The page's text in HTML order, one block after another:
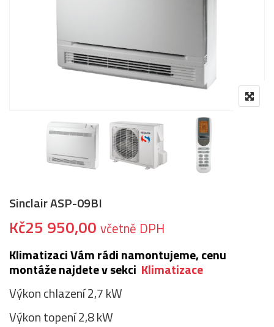
Sinclair ASP-09BI
Kč25 950,00 včetně DPH
Klimatizaci Vám rádi namontujeme, cenu
montáže najdete v sekci Klimatizace
Výkon chlazení 2,7 kW
Výkon topení 2,8 kW